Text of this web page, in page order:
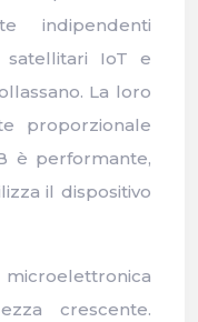
indipendenti
satellitari IoT e
La loro
proporzionale
è performante,
il dispositivo
crescente.